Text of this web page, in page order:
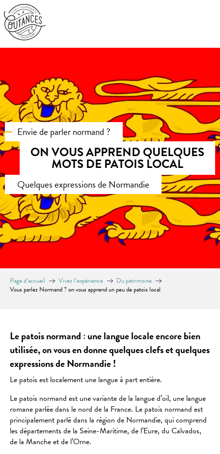
Aller
au
contenu
principal
Envie de parler normand ?
ON VOUS APPREND QUELQUES
MOTS DE PATOIS LOCAL
Quelques expressions de Normandie
Page d’accueil Vivez l’expérience
Du patrimoine
Vous parlez Normand ? on vous apprend un peu de patois local
Le patois normand : une langue locale encore bien
utilisée, on vous en donne quelques clefs et quelques
expressions de Normandie !
Le patois est localement une langue à part entière.
Le patois normand est une variante de la langue d’oïl, une langue
romane parlée dans le nord de la France. Le patois normand est
principalement parlé dans la région de Normandie, qui comprend
les départements de la Seine-Maritime, de l’Eure, du Calvados,
de la Manche et de l’Orne.